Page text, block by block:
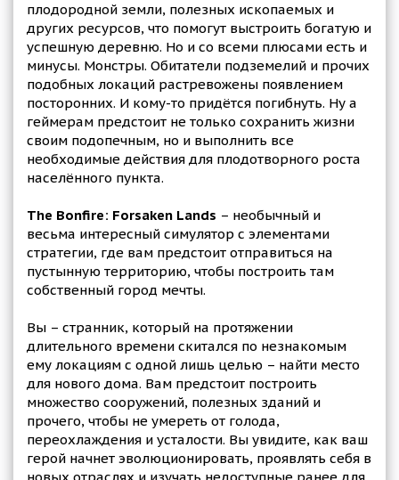
плодородной земли, полезных ископаемых и
других ресурсов, что помогут выстроить богатую и
успешную деревню. Но и со всеми плюсами есть и
минусы. Монстры. Обитатели подземелий и прочих
подобных локаций растревожены появлением
посторонних. И кому-то придётся погибнуть. Ну а
геймерам предстоит не только сохранить жизни
своим подопечным, но и выполнить все
необходимые действия для плодотворного роста
населённого пункта.
The Bonfire: Forsaken Lands – необычный и
весьма интересный симулятор с элементами
стратегии, где вам предстоит отправиться на
пустынную территорию, чтобы построить там
собственный город мечты.
Вы – странник, который на протяжении
длительного времени скитался по незнакомым
ему локациям с одной лишь целью – найти место
для нового дома. Вам предстоит построить
множество сооружений, полезных зданий и
прочего, чтобы не умереть от голода,
переохлаждения и усталости. Вы увидите, как ваш
герой начнет эволюционировать, проявлять себя в